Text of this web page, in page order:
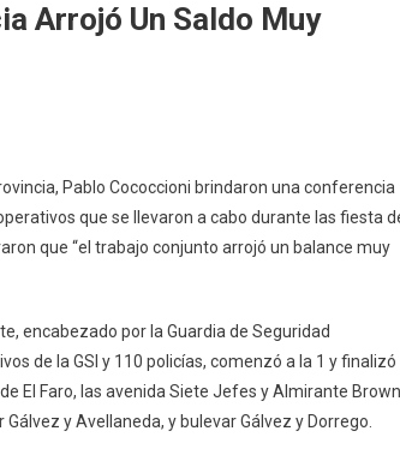
Arrojó Un Saldo Muy
Pablo Cococcioni brindaron una conferencia
que se llevaron a cabo durante las fiesta
que “el trabajo conjunto arrojó un balance muy
encabezado por la Guardia de Seguridad
de la GSI y 110 policías, comenzó a la 1 y finalizó
El Faro, las avenida Siete Jefes y Almirante
y Avellaneda, y bulevar Gálvez y Dorrego.